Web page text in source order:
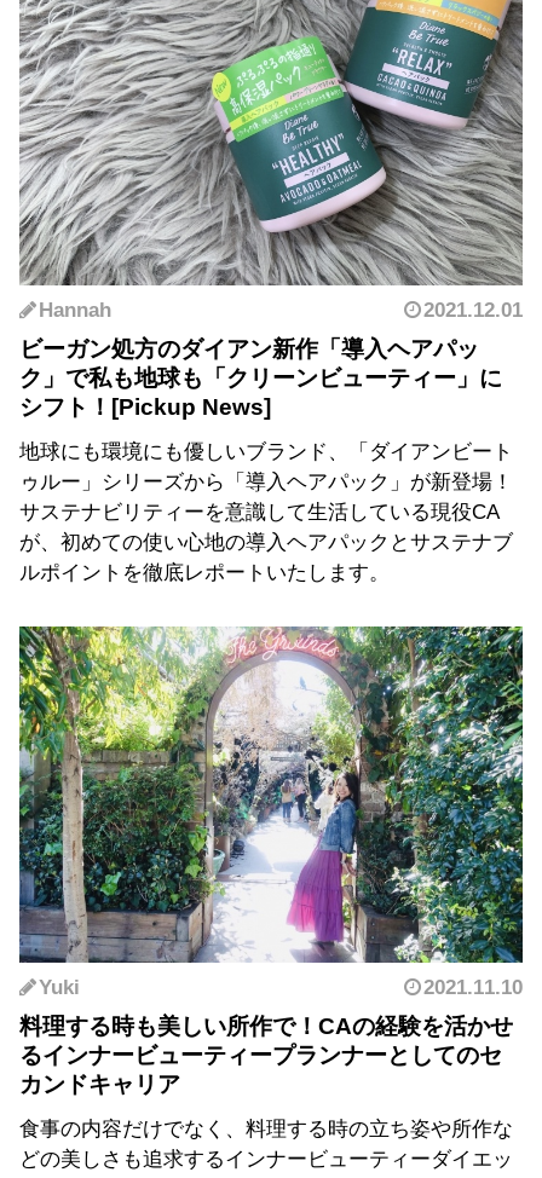
Hannah 2021.12.01
ビーガン処方のダイアン新作「導入ヘアパッ
ク」で私も地球も「クリーンビューティー」に
シフト！
地球にも環境にも優しいブランド、「ダイアンビート
ゥルー」シリーズから「導入ヘアパック」が新登場！
サステナビリティーを意識して生活している現役CA
が、初めての使い心地の導入ヘアパックとサステナブ
ルポイントを徹底レポートいたします。
Yuki 2021.11.10
料理する時も美しい所作で！CAの経験を活かせ
るインナービューティープランナーとしてのセ
カンドキャリア
食事の内容だけでなく、料理する時の立ち姿や所作な
どの美しさも追求するインナービューティーダイエッ